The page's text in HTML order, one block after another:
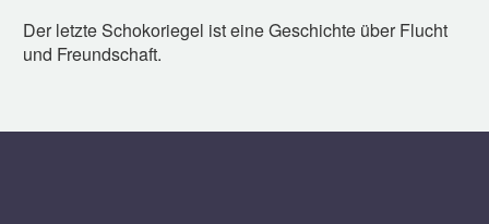
Der letzte Schokoriegel ist eine Geschichte über Flucht
und Freundschaft.